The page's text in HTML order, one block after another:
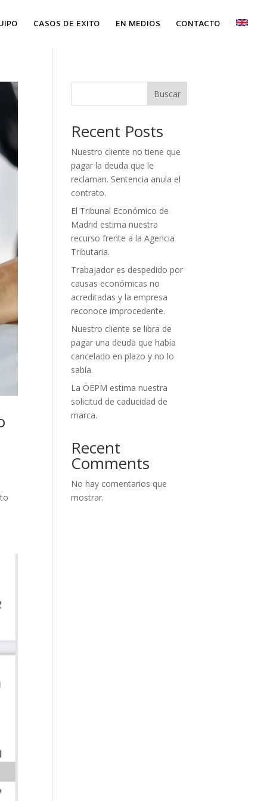
CASOS DE EXITO EN MEDIOS CONTACTO
Buscar
Recent Posts
Nuestro cliente no tiene que
pagar la deuda que le
reclaman. Sentencia anula el
contrato.
El Tribunal Económico de
Madrid estima nuestra
recurso frente a la Agencia
Tributaria.
Trabajador es despedido por
causas económicas no
acreditadas y la empresa
reconoce improcedente.
Nuestro cliente se libra de
pagar una deuda que había
cancelado en plazo y no lo
sabía.
La OEPM estima nuestra
solicitud de caducidad de
marca.
Recent
Comments
No hay comentarios que
mostrar.